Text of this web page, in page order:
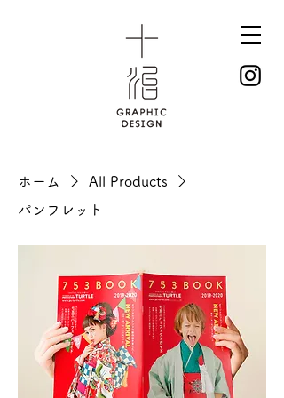
ホーム
All Products
パンフレット